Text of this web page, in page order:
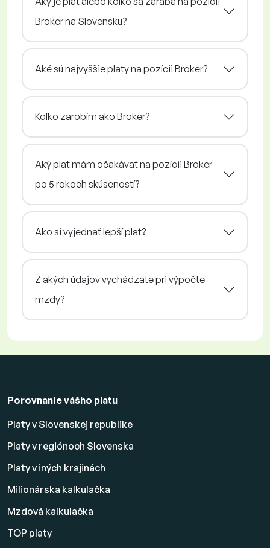
Broker na Slovensku?
Aké sú najvyššie platy na pozícii Broker?
Koľko zarobím ako Broker?
Aký plat mám očakávať na pozícii Broker
po 5 rokoch skúseností?
Ako si vyjednať lepší plat?
Z akých údajov vychádzate pri výpočte
mzdy?
Porovnanie vášho platu
Platy v Slovenskej republike
Platy v regiónoch Slovenska
Platy v iných krajinách
Milionárska kalkulačka
Mzdová kalkulačka
TOP platy